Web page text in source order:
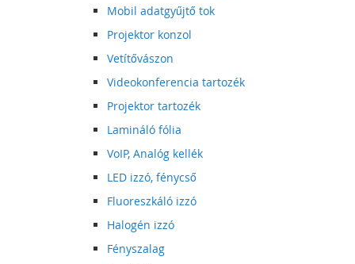
Mobil adatgyűjtő tok
Projektor konzol
Vetítővászon
Videokonferencia tartozék
Projektor tartozék
Lamináló fólia
VoIP, Analóg kellék
LED izzó, fénycső
Fluoreszkáló izzó
Halogén izzó
Fényszalag